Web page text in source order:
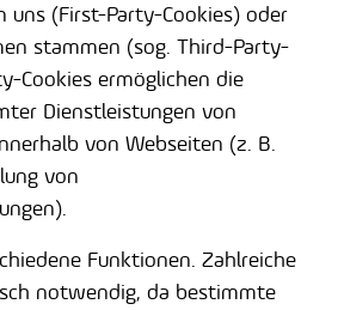
uns (First-Party-Cookies) oder
stammen (sog. Third-Party-
Cookies ermöglichen die
Dienstleistungen von
von Webseiten (z. B.
von
Funktionen. Zahlreiche
notwendig, da bestimmte